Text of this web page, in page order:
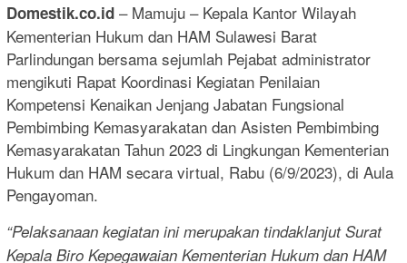
Domestik.co.id – Mamuju – Kepala Kantor Wilayah
Kementerian Hukum dan HAM Sulawesi Barat
Parlindungan bersama sejumlah Pejabat administrator
mengikuti Rapat Koordinasi Kegiatan Penilaian
Kompetensi Kenaikan Jenjang Jabatan Fungsional
Pembimbing Kemasyarakatan dan Asisten Pembimbing
Kemasyarakatan Tahun 2023 di Lingkungan Kementerian
Hukum dan HAM secara virtual, Rabu (6/9/2023), di Aula
Pengayoman.
“Pelaksanaan kegiatan ini merupakan tindaklanjut Surat
Kepala Biro Kepegawaian Kementerian Hukum dan HAM